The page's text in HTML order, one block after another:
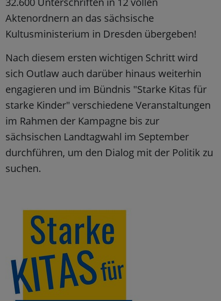
Aktenordnern an das sächsische
Kultusministerium in Dresden übergeben!
Nach diesem ersten wichtigen Schritt wird
sich Outlaw auch darüber hinaus weiterhin
engagieren und im Bündnis "Starke Kitas für
starke Kinder" verschiedene Veranstaltungen
im Rahmen der Kampagne bis zur
sächsischen Landtagwahl im September
durchführen, um den Dialog mit der Politik zu
suchen.